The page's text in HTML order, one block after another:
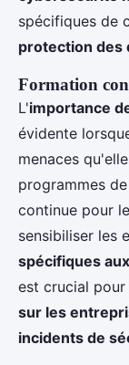
spécifiques de
protection des
Formation
L'importance
évidente
menaces
programmes de
continue pour
sensibiliser les
spécifiques
est crucial
sur les
incidents de